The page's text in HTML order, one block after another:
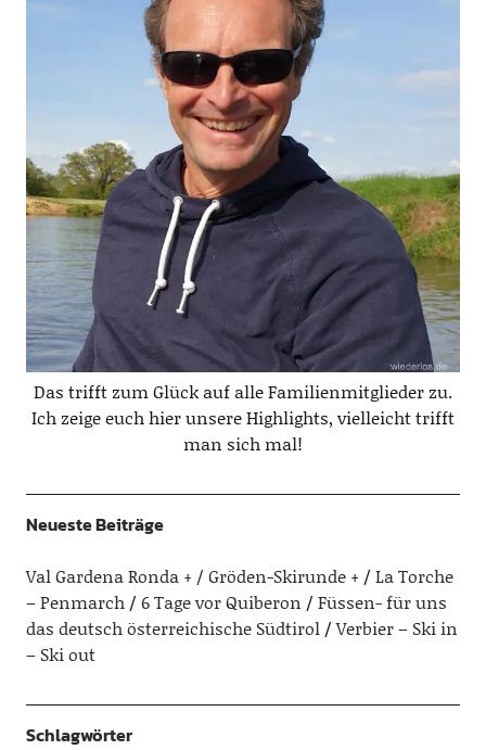
Das trifft zum Glück auf alle Familienmitglieder zu.
Ich zeige euch hier unsere Highlights, vielleicht trifft
man sich mal!
Neueste Beiträge
Val Gardena Ronda + / Gröden-Skirunde +
La Torche
– Penmarch
6 Tage vor Quiberon
Füssen- für uns
das deutsch österreichische Südtirol
Verbier – Ski in
– Ski out
Schlagwörter